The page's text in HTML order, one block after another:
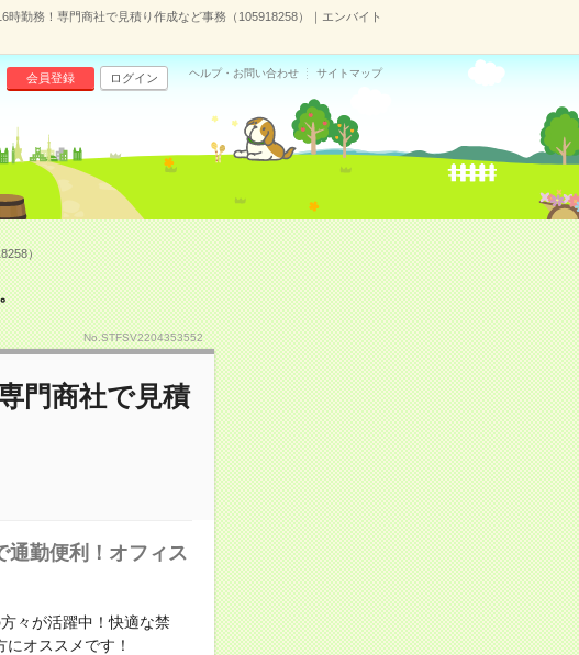
時勤務！専門商社で見積り作成など事務（105918258）｜エンバイト
会員登録 ログイン ヘルプ・お問い合わせ サイトマップ
）
No.STFSV2204353552
門商社で見積
通勤便利！オフィス
々が活躍中！快適な禁
オススメです！